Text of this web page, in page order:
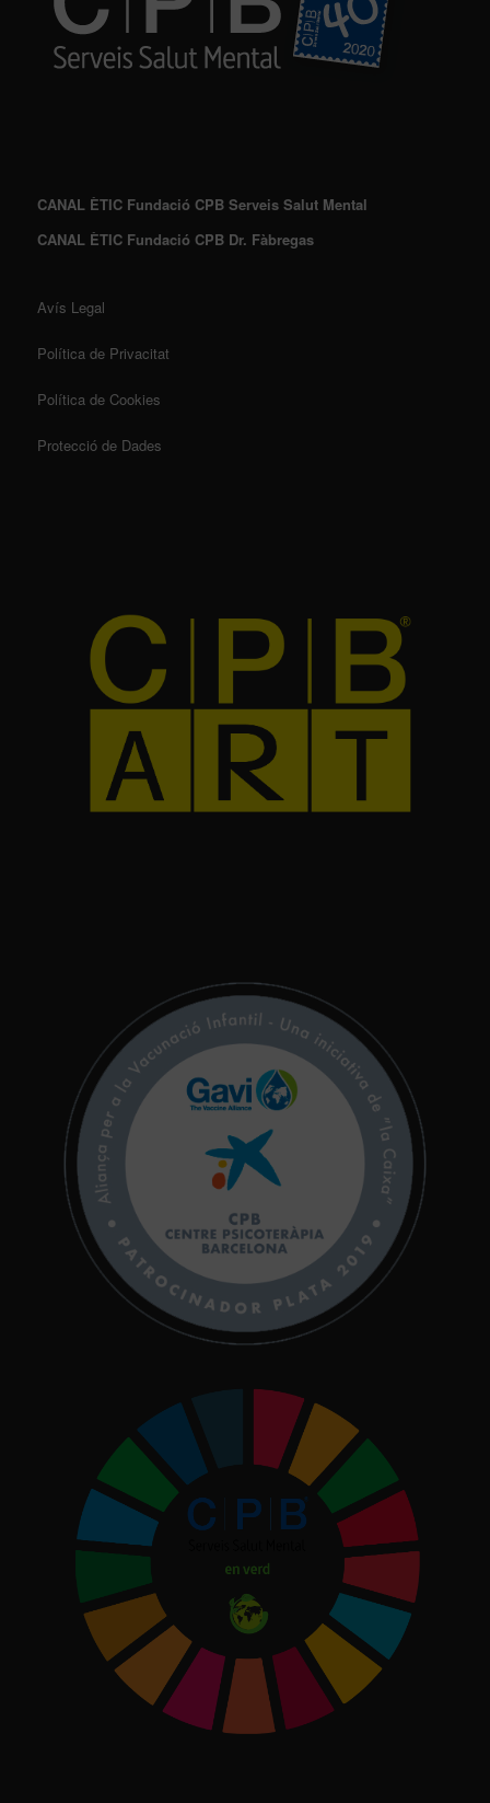
CANAL ÈTIC Fundació CPB Serveis Salut Mental
CANAL ÈTIC Fundació CPB Dr. Fàbregas
Avís Legal
Política de Privacitat
Política de Cookies
Protecció de Dades